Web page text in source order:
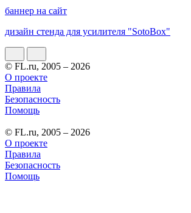
баннер на сайт
дизайн стенда для усилителя "SotoBox"
© FL.ru, 2005 – 2026
О проекте
Правила
Безопасность
Помощь
© FL.ru, 2005 – 2026
О проекте
Правила
Безопасность
Помощь